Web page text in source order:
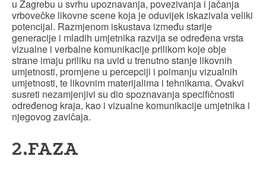
u Zagrebu u svrhu upoznavanja, povezivanja i jačanja
vrbovečke likovne scene koja je oduvijek iskazivala veliki
potencijal. Razmjenom iskustava između starije
generacije i mladih umjetnika razvija se određena vrsta
vizualne i verbalne komunikacije prilikom koje obje
strane imaju priliku na uvid u trenutno stanje likovnih
umjetnosti, promjene u percepciji i poimanju vizualnih
umjetnosti, te likovnim materijalima i tehnikama. Ovakvi
susreti nezamjenjivi su dio spoznavanja specifičnosti
određenog kraja, kao i vizualne komunikacije umjetnika i
njegovog zavičaja.
2.FAZA